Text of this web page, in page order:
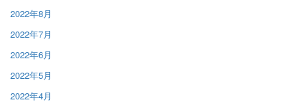
2022年8月
2022年7月
2022年6月
2022年5月
2022年4月